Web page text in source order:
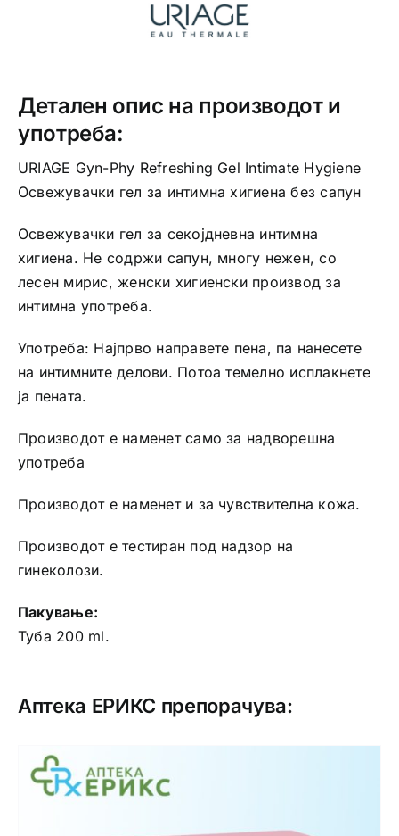
количина
Детален опис на производот и
употреба:
URIAGE Gyn-Phy Refreshing Gel Intimate Hygiene
Освежувачки гел за интимна хигиена без сапун
Освежувачки гел за секојдневна интимна
хигиена. Не содржи сапун, многу нежен, со
лесен мирис, женски хигиенски производ за
интимна употреба.
Употреба: Најпрво направете пена, па нанесете
на интимните делови. Потоа темелно исплакнете
ја пената.
Производот е наменет само за надворешна
употреба
Производот е наменет и за чувствителна кожа.
Производот е тестиран под надзор на
гинеколози.
Пакување:
Туба 200 ml.
Аптека ЕРИКС препорачува: